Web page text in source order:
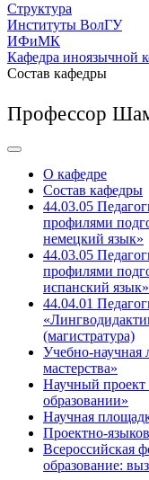
Структура
Институты ВолГУ
ИФиМК
Кафедра иноязычной
Состав кафедры
Профессор
О кафедре
Состав кафедры
44.03.05
профилями
немецкий язык»
44.03.05
профилями
испанский язык»
44.04.01
(магистратура)
Учебно-научная
мастерства»
Научный проект
образовании»
Научная
Проектно-
Всероссийская
образование: